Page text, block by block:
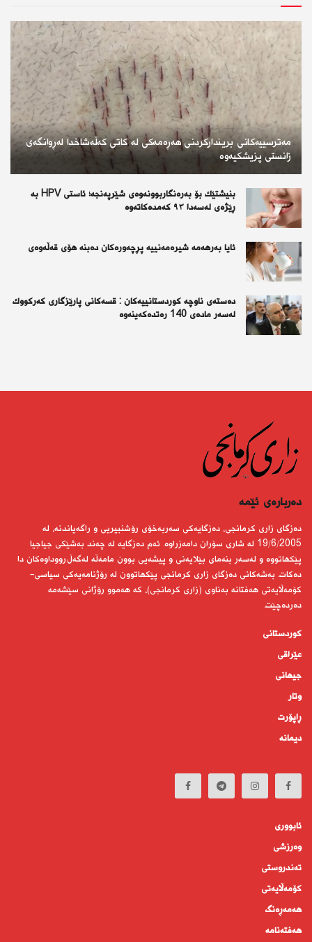
مەترسییەکانی بریندارکردنی هەڕەمەکی لە کاتی کەڵەشاخدا لەڕوانگەی
زانستی پزیشکیەوە
بنیشتێك بۆ بەرەنگاربوونەوەی شێرپەنجە؛ ئاستی HPV بە
ڕێژەی لەسەدا ٩٣ كەمدەكاتەوە
ئايا به‌رهه‌مه‌ شيره‌مه‌نييه‌ پڕچه‌وره‌كان ده‌بنه‌ هۆى قه‌ڵه‌وه‌ى
دەستەی ناوچە كوردستانییەكان : قسەكانی پارێزگاری كەركووك
لەسەر مادەی 140 رەتدەكەینەوە
دەربارەى ئێمە
دەزگای زاری كرمانجی، دەزگایەكی سەربەخۆی رۆشنبیریی و راگەیاندنە، لە
19/6/2005 لە شاری سۆران دامەزراوە. ئەم دەزگایە لە چەند بەشێكی جیاجیا
پێكهاتووە و لەسەر بنەمای بێلایەنی و پیشەیی بوون مامەڵە لەگەڵ رووداوەكان دا
دەكات. بەشەكانی دەزگای زاری كرمانجی پێكهاتوون لە رۆژنامەیەكی سیاسی-
كۆمەڵایەتی هەفتانە بەناوی (زاری كرمانجی)، كە هەموو رۆژانی سێشەمە
دەردەچێت.
کوردستانى
عێراقی
جیهانى
وتار
ڕاپۆرت
دیمانە
ئابوورى
وەرزشی
تەندروستى
كۆمه‌ڵايه‌تى
هەمەڕەنگ
هەفتەنامە